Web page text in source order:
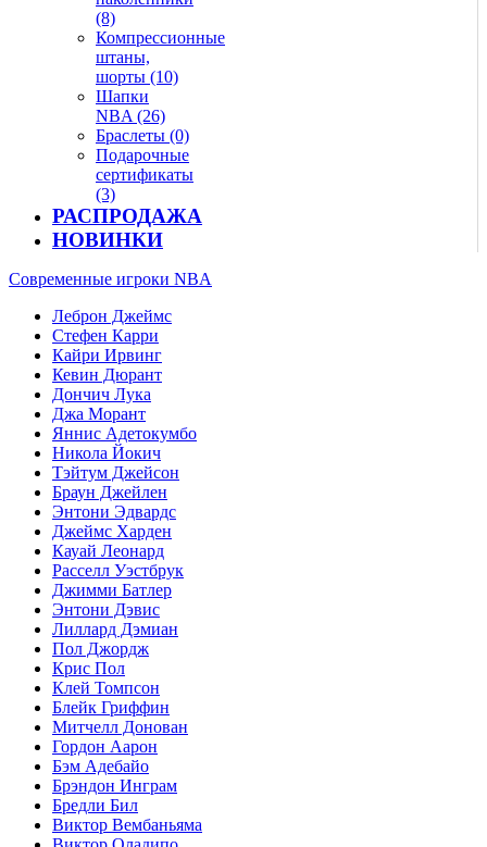
(8)
Компрессионные
штаны,
шорты (10)
Шапки
NBA (26)
Браслеты (0)
Подарочные
сертификаты
(3)
РАСПРОДАЖА
НОВИНКИ
Современные игроки NBA
Леброн Джеймс
Стефен Карри
Кайри Ирвинг
Кевин Дюрант
Дончич Лука
Джа Морант
Яннис Адетокумбо
Никола Йокич
Тэйтум Джейсон
Браун Джейлен
Энтони Эдвардс
Джеймс Харден
Кауай Леонард
Расселл Уэстбрук
Джимми Батлер
Энтони Дэвис
Лиллард Дэмиан
Пол Джордж
Крис Пол
Клей Томпсон
Блейк Гриффин
Митчелл Донован
Гордон Аарон
Бэм Адебайо
Брэндон Инграм
Бредли Бил
Виктор Вембаньяма